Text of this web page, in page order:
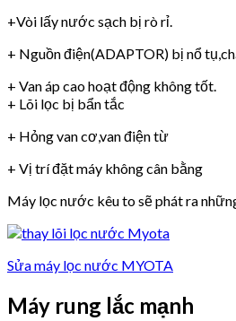
+Vòi lấy nước sạch bị rò rỉ.
+ Nguồn điện(ADAPTOR) bị nổ
+ Van áp cao hoạt động không tốt.
+ Lõi lọc bị bẩn tắc
+ Hỏng van cơ,van điện từ
+ Vị trí đặt máy không cân bằng
Máy lọc nước kêu to sẽ phát ra
Sửa máy lọc nước MYOTA
Máy rung lắc mạnh